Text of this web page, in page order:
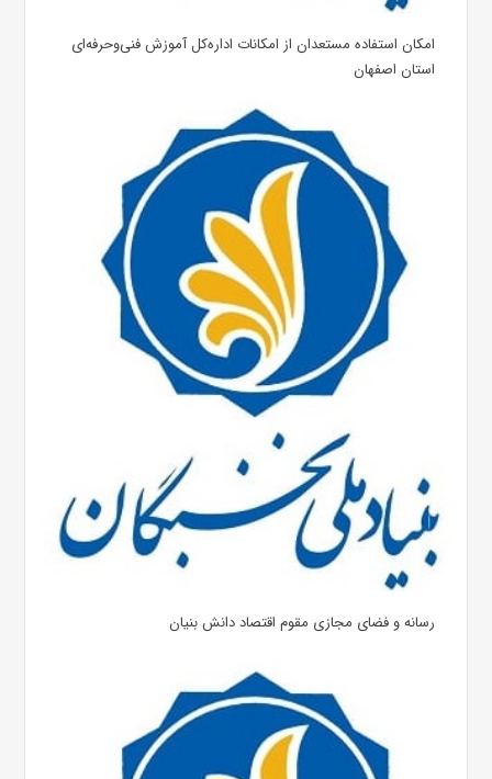
امکان استفاده مستعدان‌ از امکانات اداره‌کل آموزش فنی‌وحرفه‌ای
استان اصفهان
رسانه و فضای مجازی مقوم اقتصاد دانش بنیان